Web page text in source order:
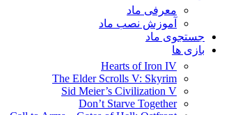
معرفی ماد
آموزش نصب ماد
جستجوی ماد
بازی ها
Hearts of Iron IV
The Elder Scrolls V: Skyrim
Sid Meier’s Civilization V
Don’t Starve Together